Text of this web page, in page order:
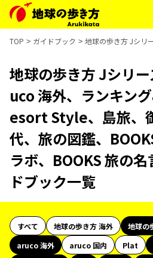
TOP ガイドブック 地球の歩き方 Jシリ
地球の歩き方 Jシリ
uco 海外、ランキン
esort Style、島旅、
代、旅の図鑑、
ラボ、BOOKS 旅の
ドブック一覧
すべて 地球の歩き方 海外
地球の
aruco 海外
aruco 国内 Plat